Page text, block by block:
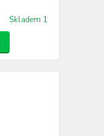
Skladem 1